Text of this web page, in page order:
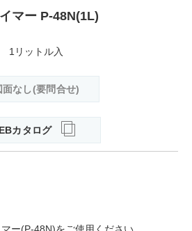
マー P-48N(1L)
1リットル入
面なし(要問合せ)
カタログ